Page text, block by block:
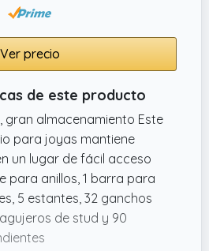
Ver precio
de este producto
gran almacenamiento Este
para joyas mantiene
un lugar de fácil acceso
para anillos, 1 barra para
5 estantes, 32 ganchos
de stud y 90